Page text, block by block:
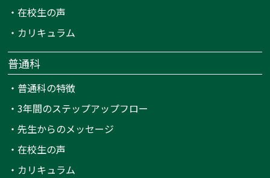
・在校生の声
・ カリキュラム
普通科
・ 普通科の特徴
・3年間のステップアップフロー
・先生からのメッセージ
・在校生の声
・ カリキュラム